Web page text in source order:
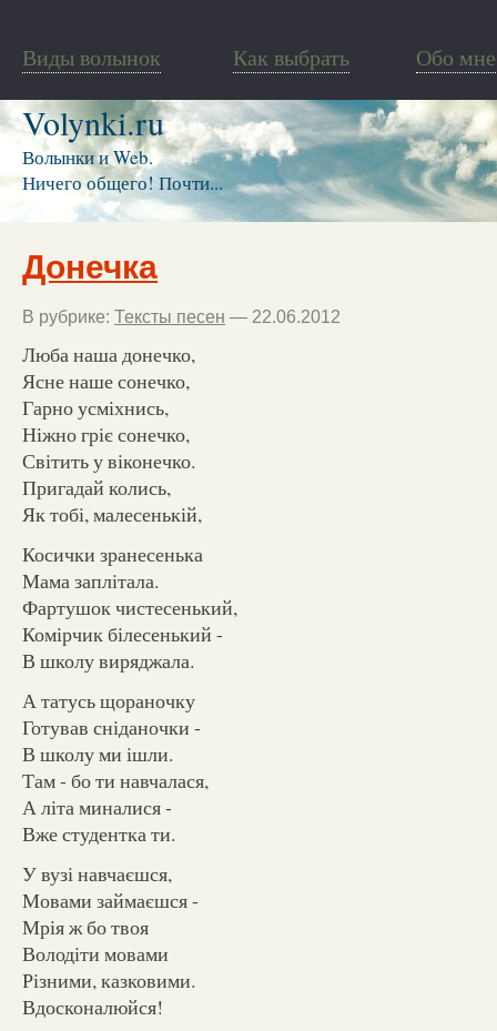
Виды волынок Как выбрать Обо мне
Volynki.ru
Волынки и Web.
Ничего общего! Почти...
Донечка
В рубрике: Тексты песен — 22.06.2012
Люба наша донечко,
Ясне наше сонечко,
Гарно усміхнись,
Ніжно гріє сонечко,
Світить у віконечко.
Пригадай колись,
Як тобі, малесенькій,
Косички зранесенька
Мама заплітала.
Фартушок чистесенький,
Комірчик білесенький -
В школу виряджала.
А татусь щораночку
Готував сніданочки -
В школу ми ішли.
Там - бо ти навчалася,
А літа миналися -
Вже студентка ти.
У вузі навчаєшся,
Мовами займаєшся -
Мрія ж бо твоя
Володіти мовами
Різними, казковими.
Вдосконалюйся!